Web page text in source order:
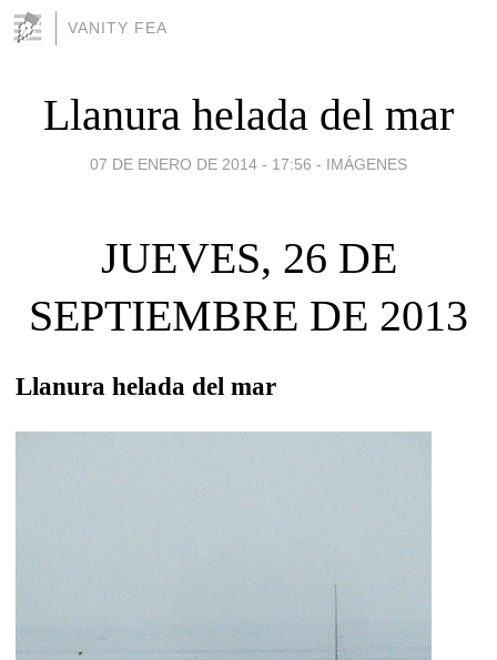
VANITY FEA
Llanura helada del mar
07 DE ENERO DE 2014 - 17:56 - IMÁGENES
JUEVES, 26 DE
SEPTIEMBRE DE 2013
Llanura helada del mar